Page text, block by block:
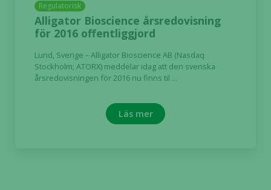
Regulatorisk
Alligator Bioscience årsredovisning
för 2016 offentliggjord
Lund, Sverige – Alligator Bioscience AB (Nasdaq
Stockholm; ATORX) meddelar idag att den svenska
årsredovisningen för 2016 nu finns til ...
Läs mer
Marknadsföring
med dig av dina
intressen och ditt
beteende när du
chansen att få se
personligt